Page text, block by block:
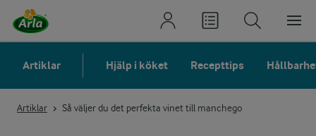
Artiklar Hjälp i köket Recepttips
Artiklar Så väljer du det perfekta vinet till manchego